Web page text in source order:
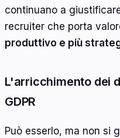
continuano a
recruiter che porta
produttivo e più
L'arricchimento dei
GDPR
Può esserlo, ma non si